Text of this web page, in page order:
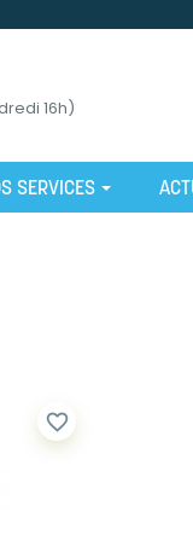
16h)
SERVICES
favorite_border